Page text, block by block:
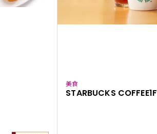
美食
STARBUCKS COFFEE1F